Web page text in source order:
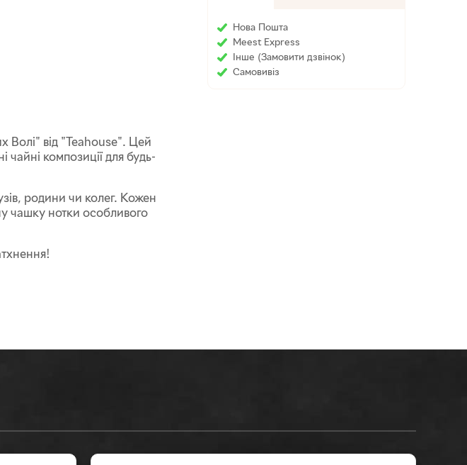
Нова Пошта
Meest Express
Інше (Замовити дзвінок)
Cамовивіз
Волі" від "Teahouse". Цей
чайні композиції для будь-
родини чи колег. Кожен
чашку нотки особливого